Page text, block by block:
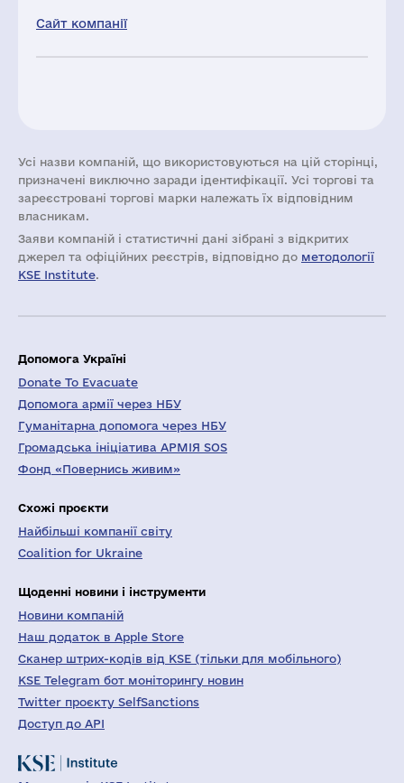
Сайт компанії
Усі назви компаній, що використовуються на цій сторінці,
призначені виключно заради ідентифікації. Усі торгові та
зареєстровані торгові марки належать їх відповідним
власникам.
Заяви компаній i статистичні дані зібрані з відкритих
джерел та офіційних реєстрів, відповідно до методології
KSE Institute.
Допомога Україні
Donate To Evacuate
Допомога армії через НБУ
Гуманітарна допомога через НБУ
Громадська ініціатива АРМІЯ SOS
Фонд «Повернись живим»
Схожі проєкти
Найбільші компанії світу
Coalition for Ukraine
Щоденні новини і інструменти
Новини компаній
Наш додаток в Apple Store
Сканер штрих-кодів від KSE (тільки для мобільного)
KSE Telegram бот моніторингу новин
Twitter проєкту SelfSanctions
Доступ до API